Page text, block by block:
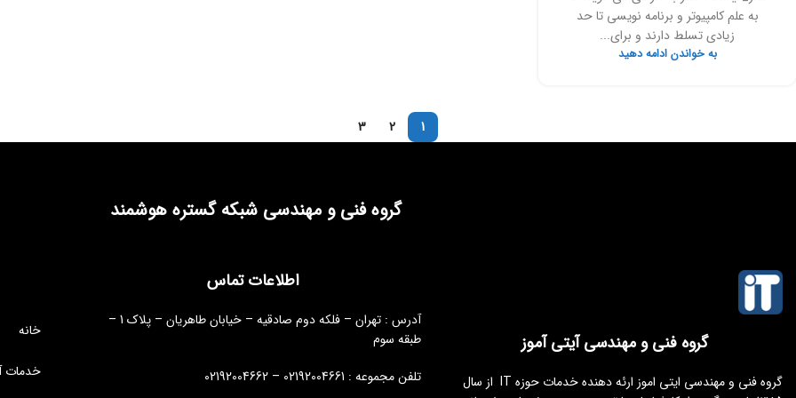
به علم کامپیوتر و برنامه نویسی تا حد
زیادی تسلط دارند و برای...
به خواندن ادامه دهید
1
2
3
گروه فنی و مهندسی شبکه گستره هوشمند
گروه فنی و مهندسی آیتی آموز
گروه فنی و مهندسی ایتی اموز ارئه دهنده خدمات حوزه IT از سال
اطلاعات تماس
آدرس : تهران – فلکه دوم صادقیه – خیابان طاهریان – پلاک 1 –
طبقه سوم
تلفن مجموعه : 02192004661 – 02192004662
خانه
خدمات